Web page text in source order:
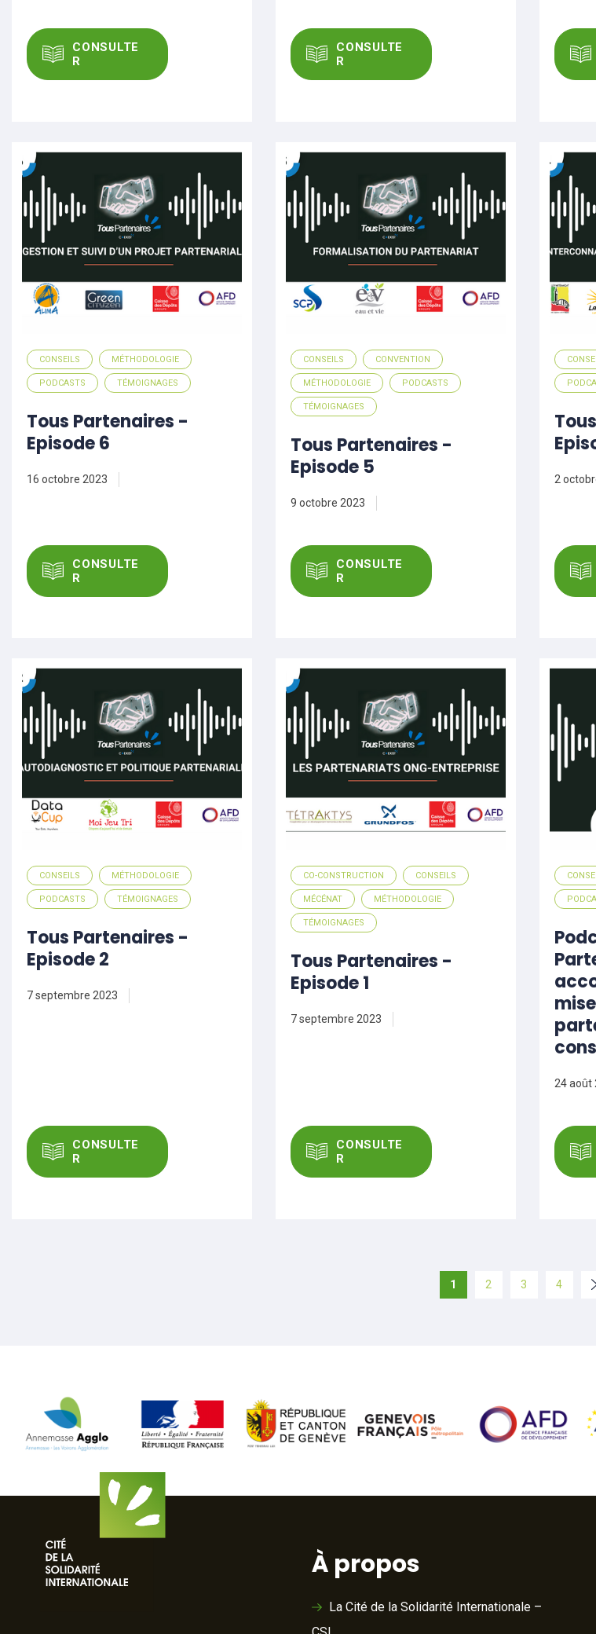
CONSULTE
R
CONSULTE
R
CONSEILS MÉTHODOLOGIE
PODCASTS TÉMOIGNAGES
Tous Partenaires -
Episode 6
16 octobre 2023
CONSULTE
R
CONSEILS CONVENTION
MÉTHODOLOGIE PODCASTS
TÉMOIGNAGES
Tous Partenaires -
Episode 5
9 octobre 2023
CONSULTE
R
2
CONSEILS MÉTHODOLOGIE
PODCASTS TÉMOIGNAGES
Tous Partenaires -
Episode 2
7 septembre 2023
CONSULTE
R
CO-CONSTRUCTION CONSEILS
MÉCÉNAT MÉTHODOLOGIE
TÉMOIGNAGES
Tous Partenaires -
Episode 1
7 septembre 2023
CONSULTE
R
24 août
1 2 3 4
À propos
La Cité de la Solidarité Internationale –